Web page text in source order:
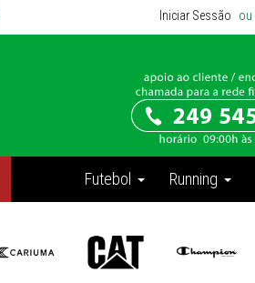
Iniciar Sessão ou
Futebol Running